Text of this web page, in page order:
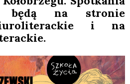
będą na stro­nie
biuroliterackie i na